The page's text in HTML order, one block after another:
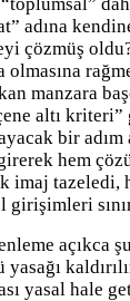
adına
çözmüş
olmasına
manzara
altı
bir
hem
imaj tazeledi,
girişimleri
açıkca
yasağı
yasal hale